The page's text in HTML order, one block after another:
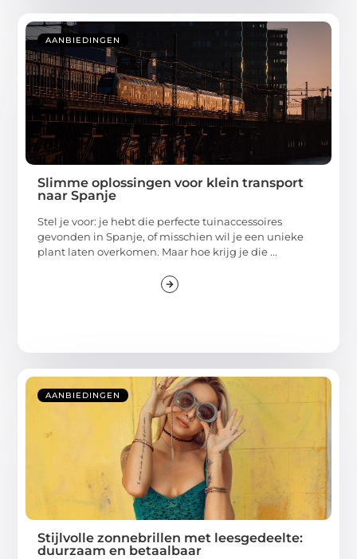
AANBIEDINGEN
Slimme oplossingen voor klein transport
naar Spanje
Stel je voor: je hebt die perfecte tuinaccessoires
gevonden in Spanje, of misschien wil je een unieke
plant laten overkomen. Maar hoe krijg je die ...
AANBIEDINGEN
Stijlvolle zonnebrillen met leesgedeelte:
duurzaam en betaalbaar